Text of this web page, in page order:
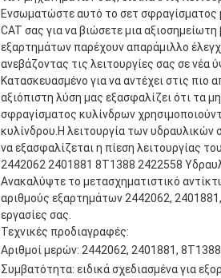
Ενσωματώστε αυτό το σετ
CAT σας για να βιώσετε μια
εξαρτημάτων παρέχουν απαράμιλλο
ανεβάζοντας τις λειτουργίες σας σε νέα
Κατασκευασμένο για να αντέχει στις πιο
αξιόπιστη λύση μας εξασφαλίζει ότι τα
σφραγίσματος κυλίνδρων
κυλίνδρου.Η λειτουργία των υδραυλικών
να εξασφαλίζεται η πίεση λειτουργίας
2442062 2401881 8T1388 2422558
Ανακαλύψτε το μετασχηματιστικό
αριθμούς εξαρτημάτων 2442062,
εργασίες σας.
Τεχνικές προδιαγραφές:
Αριθμοί μερών: 2442062, 2401881,
Συμβατότητα: ειδικά σχεδιασμένα για